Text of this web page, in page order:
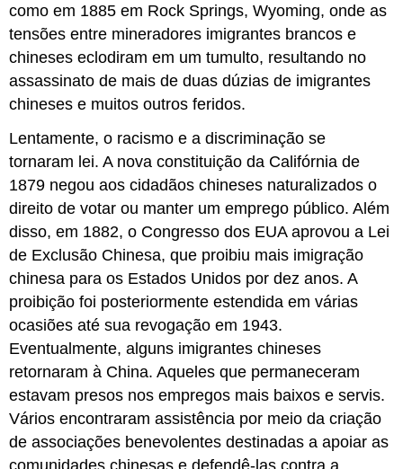
como em 1885 em Rock Springs, Wyoming, onde as
tensões entre mineradores imigrantes brancos e
chineses eclodiram em um tumulto, resultando no
assassinato de mais de duas dúzias de imigrantes
chineses e muitos outros feridos.
Lentamente, o racismo e a discriminação se
tornaram lei. A nova constituição da Califórnia de
1879 negou aos cidadãos chineses naturalizados o
direito de votar ou manter um emprego público. Além
disso, em 1882, o Congresso dos EUA aprovou a Lei
de Exclusão Chinesa, que proibiu mais imigração
chinesa para os Estados Unidos por dez anos. A
proibição foi posteriormente estendida em várias
ocasiões até sua revogação em 1943.
Eventualmente, alguns imigrantes chineses
retornaram à China. Aqueles que permaneceram
estavam presos nos empregos mais baixos e servis.
Vários encontraram assistência por meio da criação
de associações benevolentes destinadas a apoiar as